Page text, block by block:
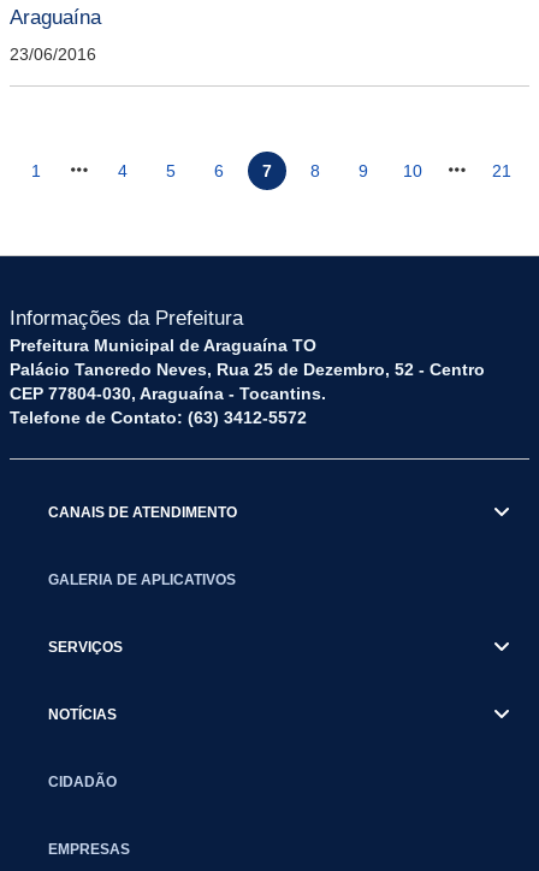
Araguaína
23/06/2016
1 4 5 6 7 8 9 10 21
Informações da Prefeitura
Prefeitura Municipal de Araguaína TO
Palácio Tancredo Neves, Rua 25 de Dezembro, 52 - Centro
CEP 77804-030, Araguaína - Tocantins.
Telefone de Contato: (63) 3412-5572
CANAIS DE ATENDIMENTO
GALERIA DE APLICATIVOS
SERVIÇOS
NOTÍCIAS
CIDADÃO
EMPRESAS